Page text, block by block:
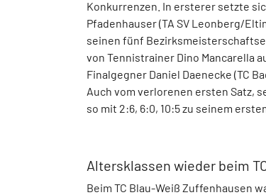
Konkurrenzen. In ersterer setzte
Pfadenhauser (TA SV Leonberg/
seinen fünf
von Tennistrainer Dino Mancarella
Finalgegner Daniel Daenecke (TC
Auch vom verlorenen ersten Satz,
so mit 2:6, 6:0, 10:5 zu seinem
Altersklassen wieder beim
Beim TC Blau-Weiß Zuffenhausen